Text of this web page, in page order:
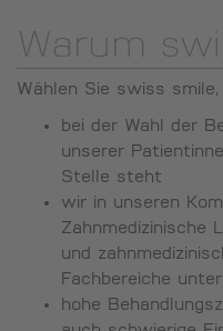
Warum
Wählen Sie swiss smile,
bei der Wahl der
unserer
Stelle steht
wir in unseren
Zahnmedizinische
und
Fachbereiche
hohe